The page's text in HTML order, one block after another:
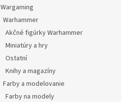
Wargaming
Warhammer
Akčné figúrky Warhammer
Miniatúry a hry
Ostatní
Knihy a magazíny
Farby a modelovanie
Farby na modely